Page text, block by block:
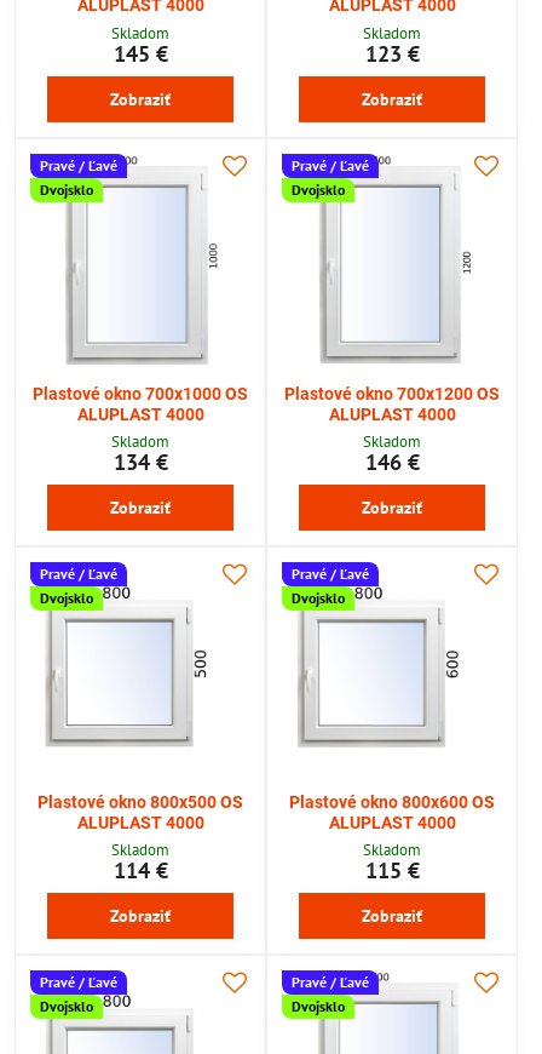
ALUPLAST 4000
Skladom
145 €
Zobraziť
ALUPLAST 4000
Skladom
123 €
Zobraziť
Pravé / Ľavé
Dvojsklo
Plastové okno 700x1000 OS
ALUPLAST 4000
Skladom
134 €
Zobraziť
Pravé / Ľavé
Dvojsklo
Plastové okno 700x1200 OS
ALUPLAST 4000
Skladom
146 €
Zobraziť
Pravé / Ľavé
Dvojsklo
Plastové okno 800x500 OS
ALUPLAST 4000
Skladom
114 €
Zobraziť
Pravé / Ľavé
Dvojsklo
Plastové okno 800x600 OS
ALUPLAST 4000
Skladom
115 €
Zobraziť
Pravé / Ľavé
Dvojsklo
Pravé / Ľavé
Dvojsklo